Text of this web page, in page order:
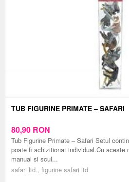
TUB FIGURINE PRIMATE – SAFARI
80,90 RON
Tub Figurine Primate – Safari Setul
poate fi achizitionat individual.Cu aceste
manual si scul...
safari ltd., figurine safari ltd